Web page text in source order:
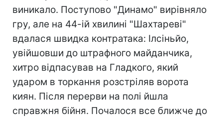
виникало. Поступово "Динамо" вирівняло
гру, але на 44-ій хвилині "Шахтареві"
вдалася швидка контратака: Ілсіньйо,
увійшовши до штрафного майданчика,
хитро відпасував на Гладкого, який
ударом в торкання розстріляв ворота
киян. Після перерви на полі йшла
справжня бійня. Почалося все ближче до